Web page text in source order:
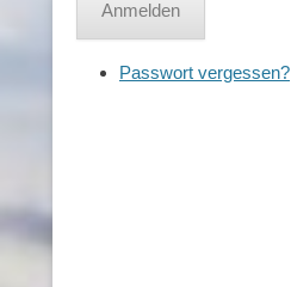
Anmelden
Passwort vergessen?